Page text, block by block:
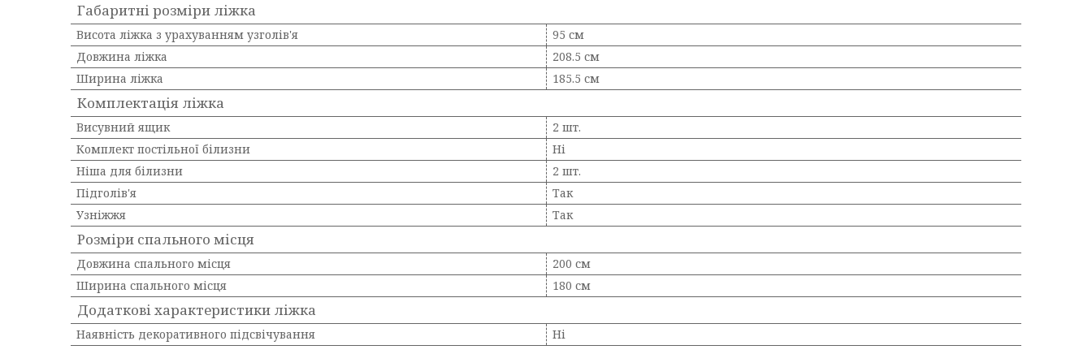
Габаритні розміри ліжка
Висота ліжка з урахуванням узголів'я
95 см
Довжина ліжка
208.5 см
Ширина ліжка
185.5 см
Комплектація ліжка
Висувний ящик
2 шт.
Комплект постільної білизни
Ні
Ніша для білизни
2 шт.
Підголів'я
Так
Узніжжя
Так
Розміри спального місця
Довжина спального місця
200 см
Ширина спального місця
180 см
Додаткові характеристики ліжка
Наявність декоративного підсвічування Ні